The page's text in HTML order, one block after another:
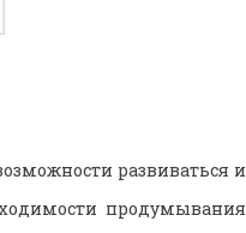
развиваться и
продумывания